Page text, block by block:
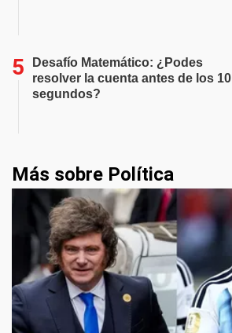
Desafío Matemático: ¿Podes
resolver la cuenta antes de los 10
segundos?
Más sobre Política